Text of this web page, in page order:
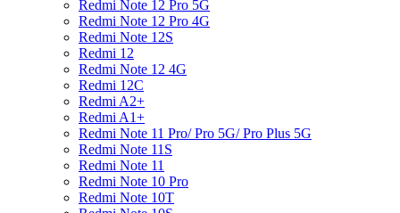
Redmi Note 12 Pro 5G
Redmi Note 12 Pro 4G
Redmi Note 12S
Redmi 12
Redmi Note 12 4G
Redmi 12C
Redmi A2+
Redmi A1+
Redmi Note 11 Pro/ Pro 5G/ Pro Plus 5G
Redmi Note 11S
Redmi Note 11
Redmi Note 10 Pro
Redmi Note 10T